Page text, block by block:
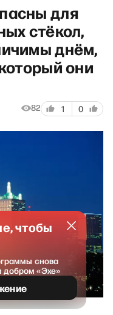
для
стёкол,
днём,
они
82 1 0
чтобы
снова
добром «Эхе»